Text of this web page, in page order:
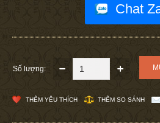
Chat
Số lượng:
THÊM YÊU THÍCH THÊM SO SÁNH